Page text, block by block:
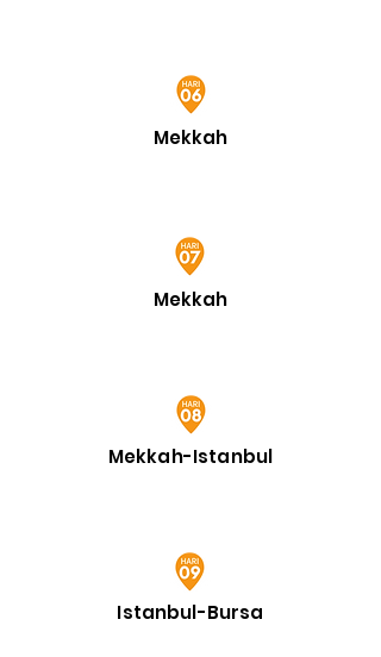
Mekkah
Mekkah
Mekkah-Istanbul
Istanbul-Bursa